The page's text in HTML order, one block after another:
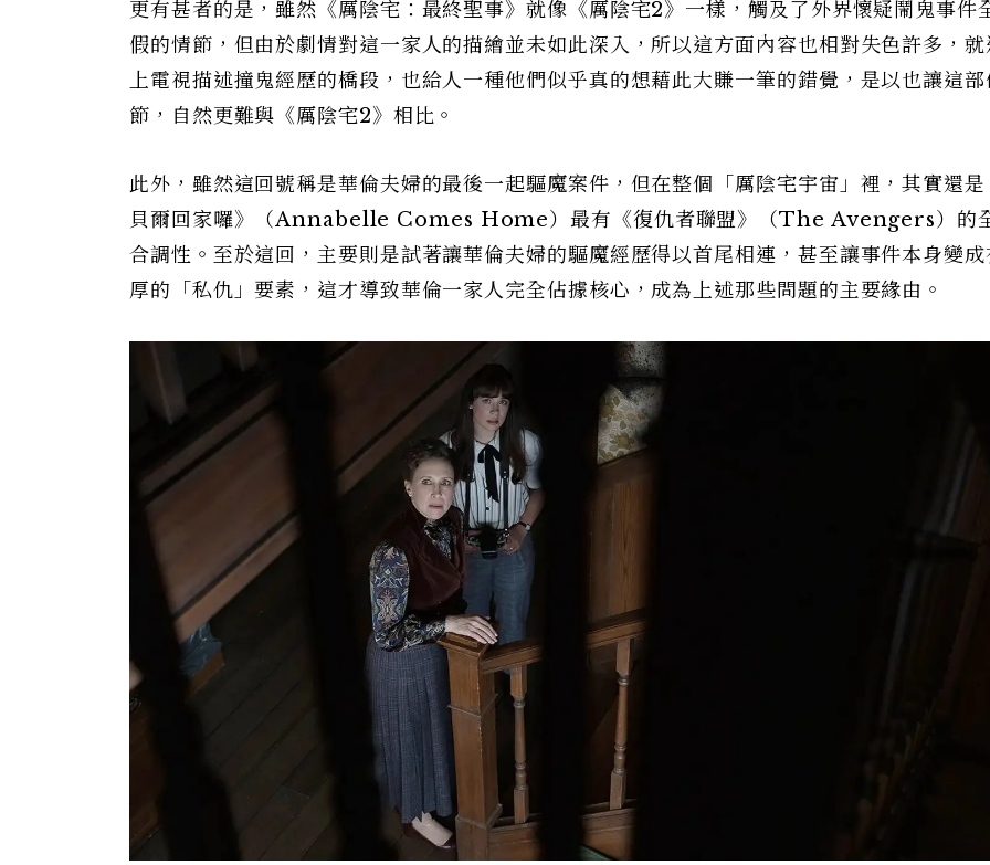
更有甚者的是，雖然《厲陰宅：最終聖事》就像《厲陰宅2》一樣，觸及了外界懷疑鬧鬼事件
假的情節，但由於劇情對這一家人的描繪並未如此深入，所以這方面內容也相對失色許多，
上電視描述撞鬼經歷的橋段，也給人一種他們似乎真的想藉此大賺一筆的錯覺，是以也讓這部
節，自然更難與《厲陰宅2》相比。
此外，雖然這回號稱是華倫夫婦的最後一起驅魔案件，但在整個「厲陰宅宇宙」裡，其實還
貝爾回家囉》（Annabelle Comes Home）最有《復仇者聯盟》（The Avengers）的
合調性。至於這回，主要則是試著讓華倫夫婦的驅魔經歷得以首尾相連，甚至讓事件本身變成
厚的「私仇」要素，這才導致華倫一家人完全佔據核心，成為上述那些問題的主要緣由。